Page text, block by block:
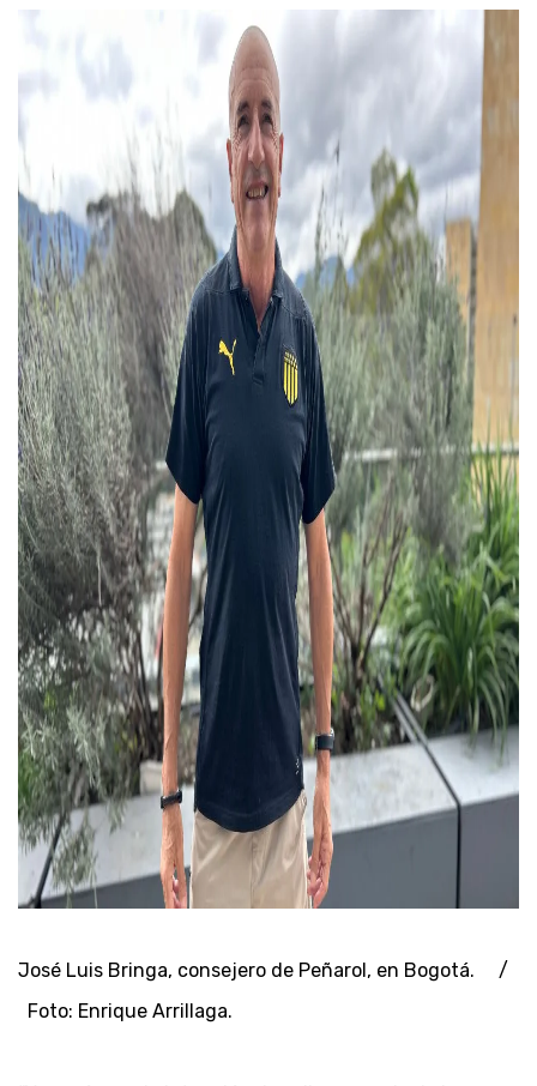
José Luis Bringa, consejero de Peñarol, en Bogotá. /
Foto: Enrique Arrillaga.